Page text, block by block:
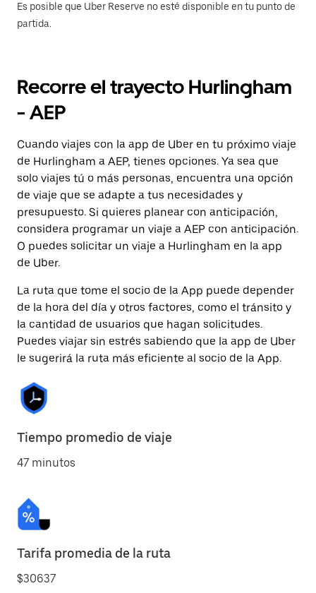
Es posible que Uber Reserve no esté disponible en tu punto de
partida.
Recorre el trayecto Hurlingham
- AEP
Cuando viajes con la app de Uber en tu próximo viaje
de Hurlingham a AEP, tienes opciones. Ya sea que
solo viajes tú o más personas, encuentra una opción
de viaje que se adapte a tus necesidades y
presupuesto. Si quieres planear con anticipación,
considera programar un viaje a AEP con anticipación.
O puedes solicitar un viaje a Hurlingham en la app
de Uber.
La ruta que tome el socio de la App puede depender
de la hora del día y otros factores, como el tránsito y
la cantidad de usuarios que hagan solicitudes.
Puedes viajar sin estrés sabiendo que la app de Uber
le sugerirá la ruta más eficiente al socio de la App.
Tiempo promedio de viaje
47 minutos
Tarifa promedia de la ruta
$30637